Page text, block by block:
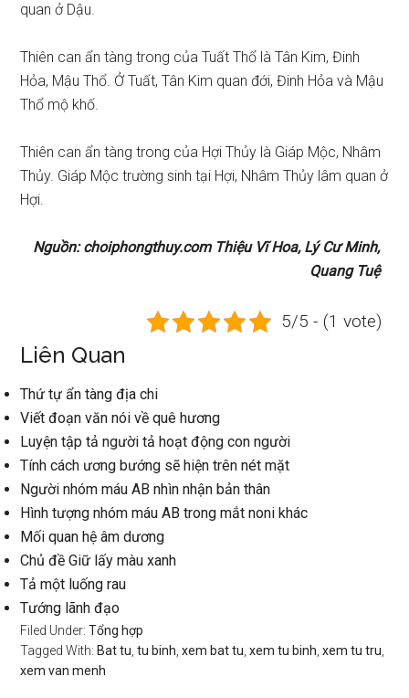
quan ở Dậu.
Thiên can ẩn tàng trong của Tuất Thổ là Tân Kim, Đinh
Hỏa, Mậu Thổ. Ở Tuất, Tân Kim quan đới, Đinh Hỏa và Mậu
Thổ mộ khố.
Thiên can ẩn tàng trong của Hợi Thủy là Giáp Mộc, Nhâm
Thủy. Giáp Mộc trường sinh tại Hợi, Nhâm Thủy lâm quan ở
Hợi.
Nguồn: choiphongthuy.com Thiệu Vĩ Hoa, Lý Cư Minh,
Quang Tuệ
5/5 - (1 vote)
Liên Quan
Thứ tự ẩn tàng địa chi
Viết đoạn văn nói về quê hương
Luyện tập tả người tả hoạt động con người
Tính cách ương bướng sẽ hiện trên nét mặt
Người nhóm máu AB nhìn nhận bản thân
Hình tượng nhóm máu AB trong mắt noni khác
Mối quan hệ âm dương
Chủ đề Giữ lấy màu xanh
Tả một luống rau
Tướng lãnh đạo
Filed Under:Tổng hợp
Tagged With: Bat tu ,tu binh ,xem bat tu ,xem tu binh ,xem tu tru
xem van menh